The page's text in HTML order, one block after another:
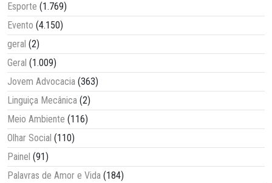
Esporte (1.769)
Evento (4.150)
geral (2)
Geral (1.009)
Jovem Advocacia (363)
Linguiça Mecânica (2)
Meio Ambiente (116)
Olhar Social (110)
Painel (91)
Palavras de Amor e Vida (184)